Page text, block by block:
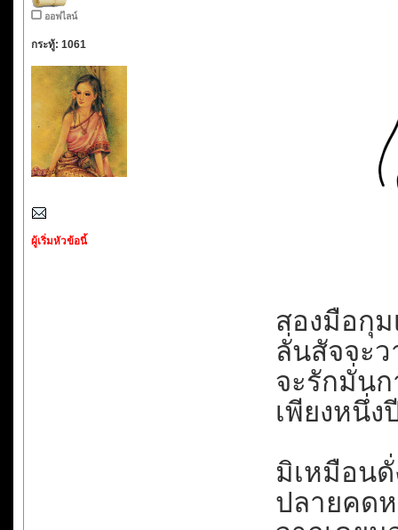
ออฟไลน์
กระทู้: 1061
ผู้เริ่มหัวข้อนี้
สองมือกุ
ลั่นสัจจะ
จะรักมั่น
เพียงหนึ่ง
มิเหมือน
ปลายคด